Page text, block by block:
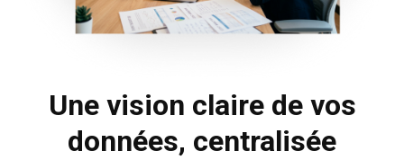
Une vision claire de vos
données, centralisée